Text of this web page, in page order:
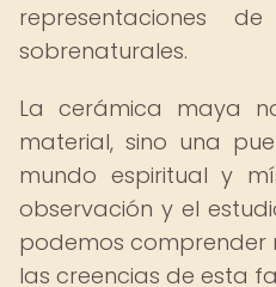
representaciones
sobrenaturales.
La cerámica maya
material, sino una
mundo espiritual y
observación y el
podemos comprender
las creencias de esta